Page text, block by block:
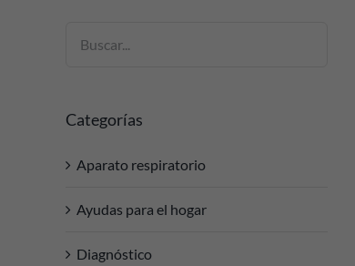
Categorías
Aparato respiratorio
Ayudas para el hogar
Diagnóstico